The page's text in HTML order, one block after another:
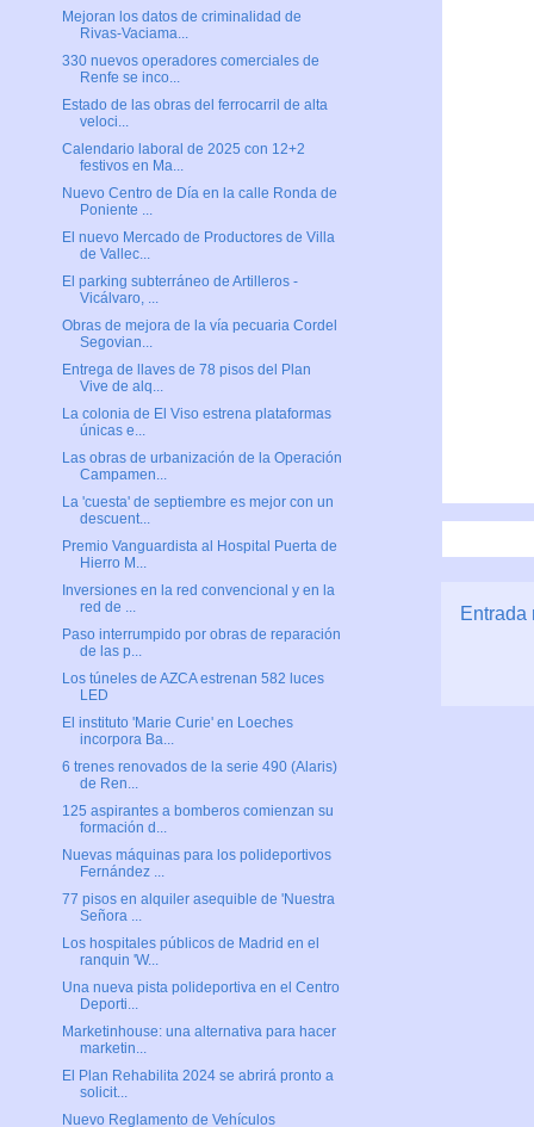
Entrada
Mejoran los datos de criminalidad de
Rivas-Vaciama...
330 nuevos operadores comerciales de
Renfe se inco...
Estado de las obras del ferrocarril de alta
veloci...
Calendario laboral de 2025 con 12+2
festivos en Ma...
Nuevo Centro de Día en la calle Ronda de
Poniente ...
El nuevo Mercado de Productores de Villa
de Vallec...
El parking subterráneo de Artilleros -
Vicálvaro, ...
Obras de mejora de la vía pecuaria Cordel
Segovian...
Entrega de llaves de 78 pisos del Plan
Vive de alq...
La colonia de El Viso estrena plataformas
únicas e...
Las obras de urbanización de la Operación
Campamen...
La 'cuesta' de septiembre es mejor con un
descuent...
Premio Vanguardista al Hospital Puerta de
Hierro M...
Inversiones en la red convencional y en la
red de ...
Paso interrumpido por obras de reparación
de las p...
Los túneles de AZCA estrenan 582 luces
LED
El instituto 'Marie Curie' en Loeches
incorpora Ba...
6 trenes renovados de la serie 490 (Alaris)
de Ren...
125 aspirantes a bomberos comienzan su
formación d...
Nuevas máquinas para los polideportivos
Fernández ...
77 pisos en alquiler asequible de 'Nuestra
Señora ...
Los hospitales públicos de Madrid en el
ranquin 'W...
Una nueva pista polideportiva en el Centro
Deporti...
Marketinhouse: una alternativa para hacer
marketin...
El Plan Rehabilita 2024 se abrirá pronto a
solicit...
Nuevo Reglamento de Vehículos